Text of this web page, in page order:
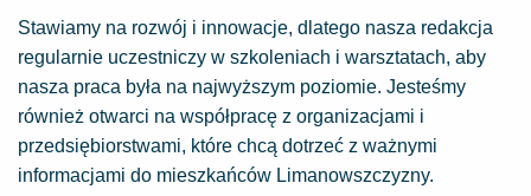
Stawiamy na rozwój i innowacje, dlatego nasza redakcja
regularnie uczestniczy w szkoleniach i warsztatach, aby
nasza praca była na najwyższym poziomie. Jesteśmy
również otwarci na współpracę z organizacjami i
przedsiębiorstwami, które chcą dotrzeć z ważnymi
informacjami do mieszkańców Limanowszczyzny.